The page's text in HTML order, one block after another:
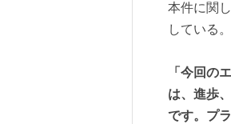
本件に関
している。
「今回の
は、進歩
です。プ